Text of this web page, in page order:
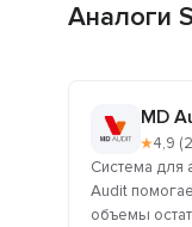
Аналоги
MD
★4,9
Система для
Audit
объемы